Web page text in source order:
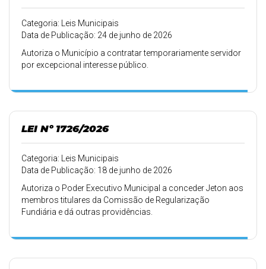
Categoria: Leis Municipais
Data de Publicação: 24 de junho de 2026
Autoriza o Município a contratar temporariamente servidor
por excepcional interesse público.
LEI Nº 1726/2026
Categoria: Leis Municipais
Data de Publicação: 18 de junho de 2026
Autoriza o Poder Executivo Municipal a conceder Jeton aos
membros titulares da Comissão de Regularização
Fundiária e dá outras providências.